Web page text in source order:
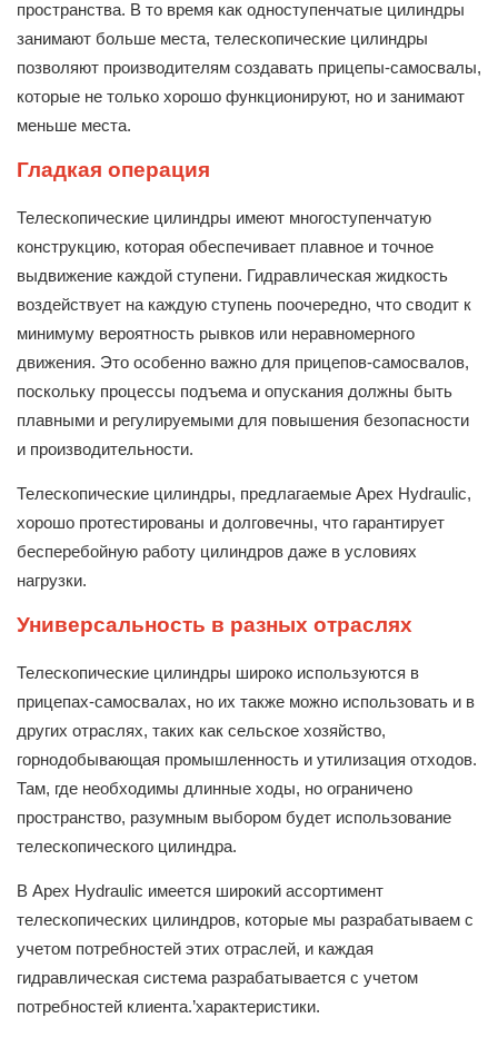
пространства. В то время как одноступенчатые цилиндры
занимают больше места, телескопические цилиндры
позволяют производителям создавать прицепы-самосвалы,
которые не только хорошо функционируют, но и занимают
меньше места.
Гладкая операция
Телескопические цилиндры имеют многоступенчатую
конструкцию, которая обеспечивает плавное и точное
выдвижение каждой ступени. Гидравлическая жидкость
воздействует на каждую ступень поочередно, что сводит к
минимуму вероятность рывков или неравномерного
движения. Это особенно важно для прицепов-самосвалов,
поскольку процессы подъема и опускания должны быть
плавными и регулируемыми для повышения безопасности
и производительности.
Телескопические цилиндры, предлагаемые Apex Hydraulic,
хорошо протестированы и долговечны, что гарантирует
бесперебойную работу цилиндров даже в условиях
нагрузки.
Универсальность в разных отраслях
Телескопические цилиндры широко используются в
прицепах-самосвалах, но их также можно использовать и в
других отраслях, таких как сельское хозяйство,
горнодобывающая промышленность и утилизация отходов.
Там, где необходимы длинные ходы, но ограничено
пространство, разумным выбором будет использование
телескопического цилиндра.
В Apex Hydraulic имеется широкий ассортимент
телескопических цилиндров, которые мы разрабатываем с
учетом потребностей этих отраслей, и каждая
гидравлическая система разрабатывается с учетом
потребностей клиента.’характеристики.